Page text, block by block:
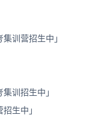
训营招生中」
训招生中」
生中」